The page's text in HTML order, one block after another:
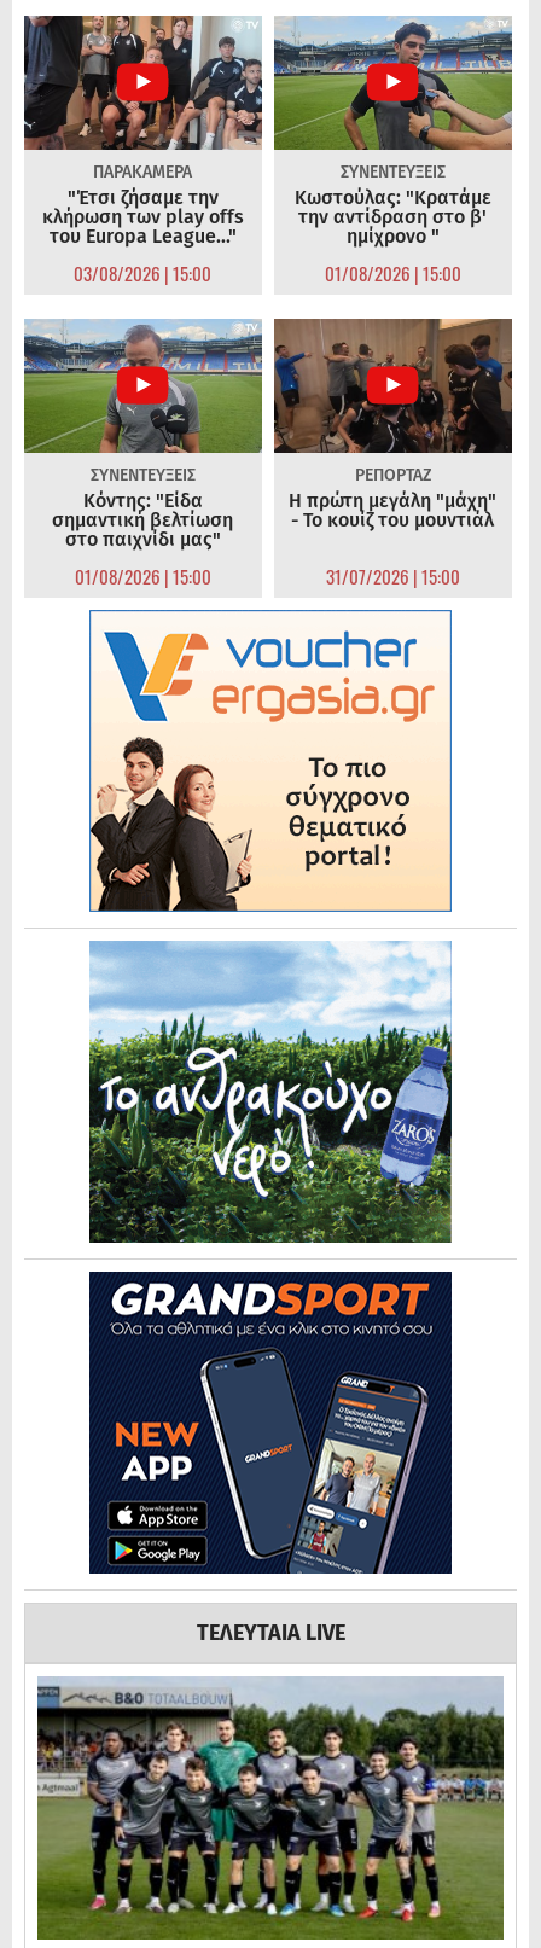
ΠΑΡΑΚΑΜΕΡΑ
"Έτσι ζήσαμε την
κλήρωση των play offs
του Europa League..."
03/08/2026 | 15:00
ΣΥΝΕΝΤΕΥΞΕΙΣ
Κωστούλας: "Κρατάμε
την αντίδραση στο β'
ημίχρονο "
01/08/2026 | 15:00
ΣΥΝΕΝΤΕΥΞΕΙΣ
Κόντης: "Είδα
σημαντική βελτίωση
στο παιχνίδι μας"
01/08/2026 | 15:00
ΡΕΠΟΡΤΑΖ
Η πρώτη μεγάλη "μάχη"
- Το κουίζ του μουντιάλ
31/07/2026 | 15:00
ΤΕΛΕΥΤΑΙΑ LIVE